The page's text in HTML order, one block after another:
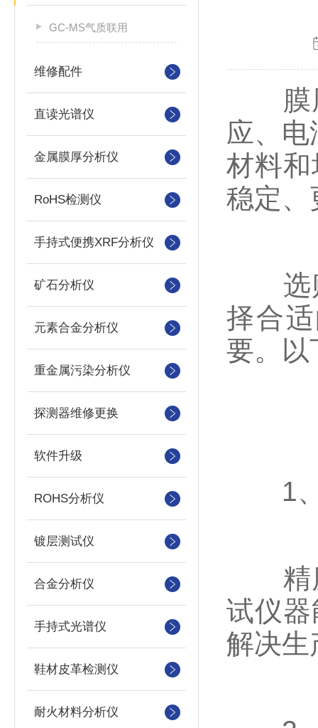
GC-MS气质联用
维修配件
直读光谱仪
金属膜厚分析仪
RoHS检测仪
手持式便携XRF分析仪
矿石分析仪
元素合金分析仪
重金属污染分析仪
探测器维修更换
软件升级
ROHS分析仪
镀层测试仪
合金分析仪
手持式光谱仪
鞋材皮革检测仪
耐火材料分析仪
膜厚
应、
材料
稳定、
选
择合
要。以
1、
精度
试仪
解决生